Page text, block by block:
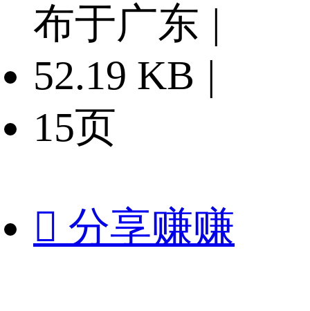
布于广东 |
52.19 KB |
15页
 分享赚赚